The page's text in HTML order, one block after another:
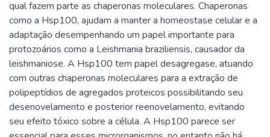
qual fazem parte as chaperonas moleculares. Chaperonas
como a Hsp100, ajudam a manter a homeostase celular e a
adaptação desempenhando um papel importante para
protozoários como a Leishmania braziliensis, causador da
leishmaniose. A Hsp100 tem papel desagregase, atuando
com outras chaperonas moleculares para a extração de
polipeptídios de agregados proteicos possibilitando seu
desenovelamento e posterior reenovelamento, evitando
seu efeito tóxico sobre a célula. A Hsp100 parece ser